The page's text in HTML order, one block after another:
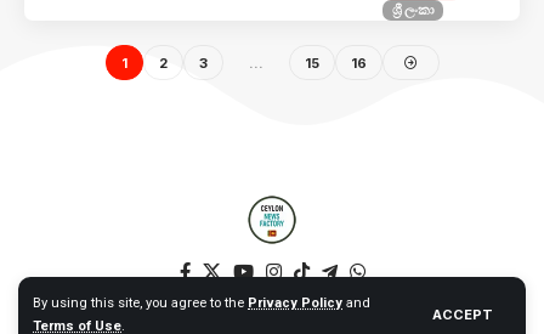
By using this site, you agree to the Privacy Policy and
Terms of Use.
ACCEPT
ශ්‍රී ලංකා
1 2 3 15 16